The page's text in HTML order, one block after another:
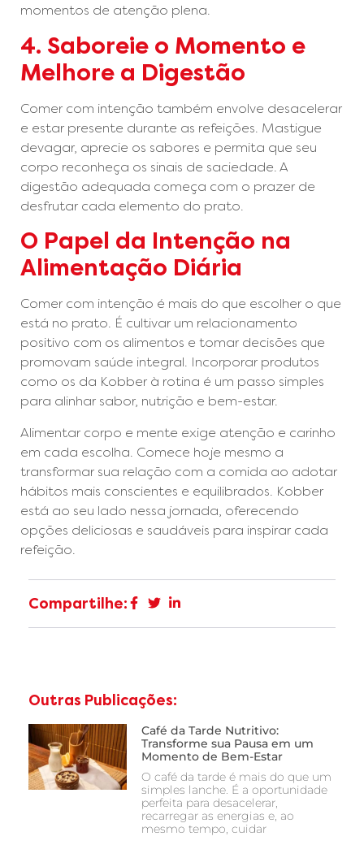
momentos de atenção plena.
4. Saboreie o Momento e
Melhore a Digestão
Comer com intenção também envolve desacelerar
e estar presente durante as refeições. Mastigue
devagar, aprecie os sabores e permita que seu
corpo reconheça os sinais de saciedade. A
digestão adequada começa com o prazer de
desfrutar cada elemento do prato.
O Papel da Intenção na
Alimentação Diária
Comer com intenção é mais do que escolher o que
está no prato. É cultivar um relacionamento
positivo com os alimentos e tomar decisões que
promovam saúde integral. Incorporar produtos
como os da Kobber à rotina é um passo simples
para alinhar sabor, nutrição e bem-estar.
Alimentar corpo e mente exige atenção e carinho
em cada escolha. Comece hoje mesmo a
transformar sua relação com a comida ao adotar
hábitos mais conscientes e equilibrados. Kobber
está ao seu lado nessa jornada, oferecendo
opções deliciosas e saudáveis para inspirar cada
refeição.
Compartilhe:
Outras Publicações:
Café da Tarde Nutritivo:
Transforme sua Pausa em um
Momento de Bem-Estar
O café da tarde é mais do que um
simples lanche. É a oportunidade
perfeita para desacelerar,
recarregar as energias e, ao
mesmo tempo, cuidar